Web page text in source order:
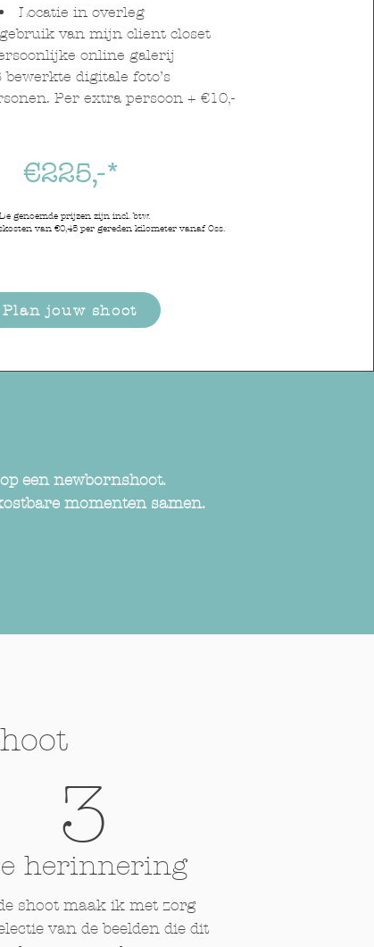
Locatie in overleg
van mijn client closet
online galerij
bewerkte digitale foto’s
Per extra persoon + €10,-​
€225,-*
genoemde prijzen zijn incl. btw.
van €0,45 per gereden kilometer vanaf Oss.
Plan jouw shoot
een newbornshoot.
momenten samen.
herinnering
3
shoot maak ik met zorg
van de beelden die dit